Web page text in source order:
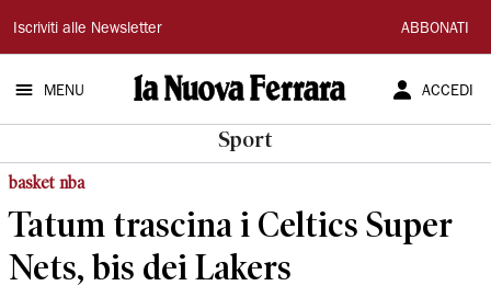
La
Nuova
Ferrara
Iscriviti alle Newsletter ABBONATI
MENU ACCEDI
Sport
basket nba
Tatum trascina i Celtics Super
Nets, bis dei Lakers